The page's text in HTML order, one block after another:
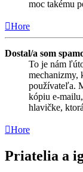
moc takému
Hore
Dostal/a som
To je nám
mechanizmy,
používateľa.
kópiu e-
hlavičke,
Hore
Priatelia a